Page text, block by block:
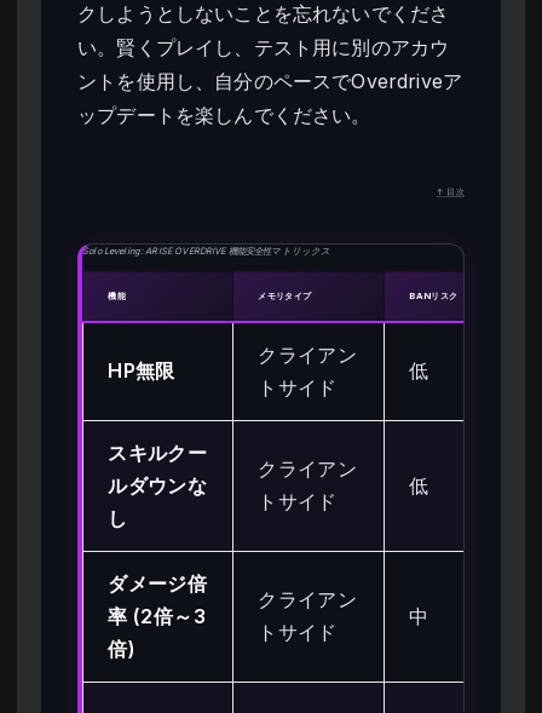
クしようとしないことを忘れないでくださ
い。賢くプレイし、テスト用に別のアカウ
ントを使用し、自分のペースでOverdriveア
ップデートを楽しんでください。
↑ 目次
Solo Leveling: ARISE OVERDRIVE 機能安全性マトリックス
機能 メモリタイプ BANリスク
HP無限
クライアン
トサイド
低
スキルクー
ルダウンな
し
クライアン
トサイド
低
ダメージ倍
率 (2倍～3
倍)
クライアン
トサイド
中